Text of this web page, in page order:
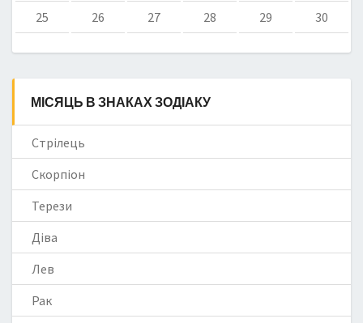
25
26 27 28 29 30
МІСЯЦЬ В ЗНАКАХ ЗОДІАКУ
Стрілець
Скорпіон
Терези
Діва
Лев
Рак